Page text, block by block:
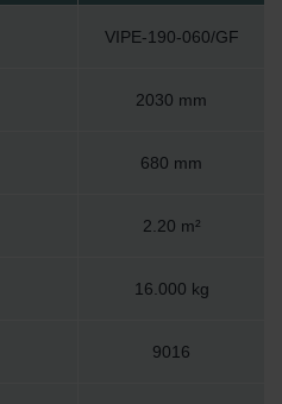
VIPE-190-060/GF
2030 mm
680 mm
2.20 m²
16.000 kg
9016